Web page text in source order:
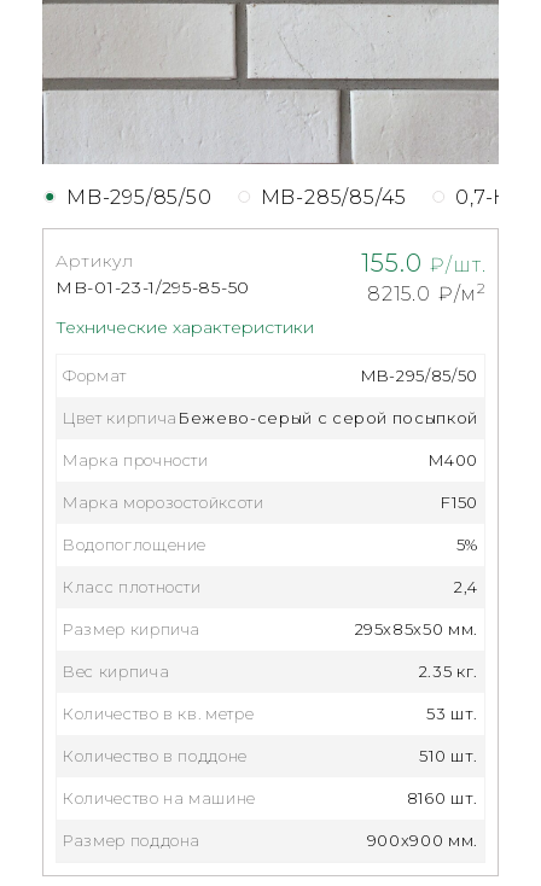
155.0 ₽/шт.
8215.0 ₽/м2
MB-295/85/50 MB-285/85/45 0,7-НФ
Технические характеристики
Артикул
MB-01-23-1/295-85-50
Формат MB-295/85/50
Цвет кирпича Бежево-серый с серой посыпкой
Марка прочности M400
Марка морозостойксоти F150
Водопоглощение 5%
Класс плотности 2,4
Размер кирпича 295x85x50 мм.
Вес кирпича 2.35 кг.
Количество в кв. метре 53 шт.
Количество в поддоне 510 шт.
Количество на машине 8160 шт.
Размер поддона 900x900 мм.